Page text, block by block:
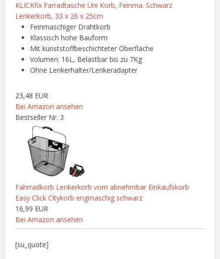
KLICKfix Farradtasche Uni Korb, Feinma. Schwarz
Lenkerkorb, 33 x 26 x 25cm
Feinmaschiger Drahtkorb
Klassisch hohe Bauform
Mit kunststoffbeschichteter Oberfläche
Volumen: 16L, Belastbar bis zu 7Kg
Ohne Lenkerhalter/Lenkeradapter
23,48 EUR
Bei Amazon ansehen
Bestseller Nr. 3
Fahrradkorb Lenkerkorb vorn abnehmbar Einkaufskorb
Easy Click Citykorb engmaschig schwarz
16,99 EUR
Bei Amazon ansehen
[su_quote]